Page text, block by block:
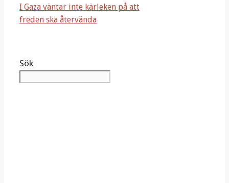
I Gaza väntar inte kärleken på att
freden ska återvända
Sök